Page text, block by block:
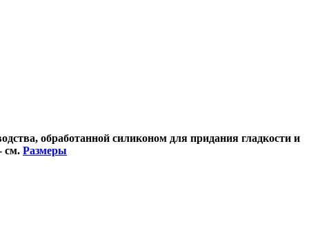
обработанной силиконом для придания гладкости и
см. Размеры